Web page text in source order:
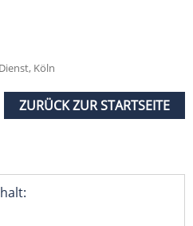
Köln
ZURÜCK ZUR STARTSEITE